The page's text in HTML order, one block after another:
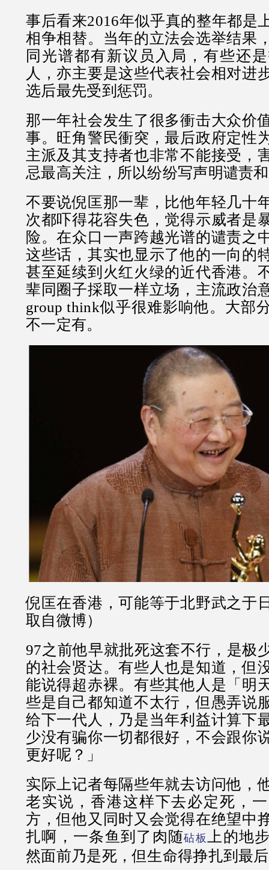
事后看来2016年似乎真的整年都是
相争相替。当年的立法会选举结果
同光谱都有新议员入局，有些还
人，亦主要是这些代表社会相对进
选后最先受到惩罚。
那一年社会发生了很多衝击大众价
事。旺角警民衝突，最后政府定性
主派及其支持者也非常不能接受，
忌最高关注，所以纷纷写声明谴责
不要说倪匡那一辈，比他年轻几十
次都吓得花容失色，觉得示威者是
险。在众口一声跨越光谱的谴责之
这些话，其实也显示了他的一向的
甚至延续到火红火绿的近代香港。
辈同圈子採取一样立场，主流政治
group think似乎很难影响他。大部
不一定有。
倪匡在香港，可能等于北野武之于
取自微博）
97之前他早就批死这套不行，是极
的社会贤达。有些人也是知道，但
能说得超赤裸。有些其他人是「明
些是自己都知道不太行，但愚弄说
给下一代人，乃是当年利益计算下
少没有骗你一切都很好，不会跟你
更好呢？」
实际上记者每隔些年就去访问他，
老实说，香港这样下去必定死，
方，但他又同时又会觉得在绝望中
扎啊，一条鱼到了肉随砧板
上的地
然面前乃是死，但生命得挣扎到最